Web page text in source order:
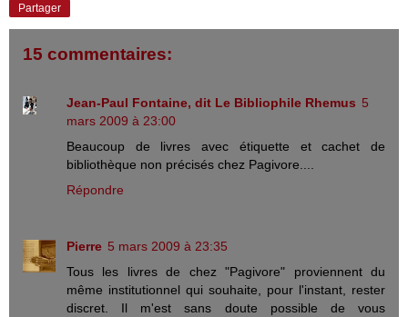
Partager
15 commentaires:
Jean-Paul Fontaine, dit Le Bibliophile Rhemus 5
mars 2009 à 23:00
Beaucoup de livres avec étiquette et cachet de
bibliothèque non précisés chez Pagivore....
Répondre
Pierre 5 mars 2009 à 23:35
Tous les livres de chez "Pagivore" proviennent du
même institutionnel qui souhaite, pour l'instant, rester
discret. Il m'est sans doute possible de vous